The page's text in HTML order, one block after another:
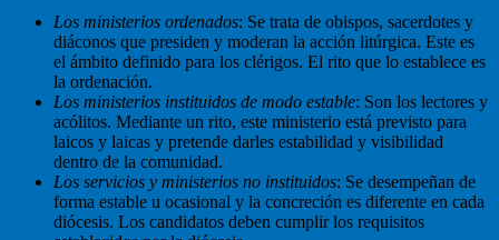
Los ministerios ordenados: Se trata de obispos, sacerdotes y
diáconos que presiden y moderan la acción litúrgica. Este es
el ámbito definido para los clérigos. El rito que lo establece es
la ordenación.
Los ministerios instituidos de modo estable: Son los lectores y
acólitos. Mediante un rito, este ministerio está previsto para
laicos y laicas y pretende darles estabilidad y visibilidad
dentro de la comunidad.
Los servicios y ministerios no instituidos: Se desempeñan de
forma estable u ocasional y la concreción es diferente en cada
diócesis. Los candidatos deben cumplir los requisitos